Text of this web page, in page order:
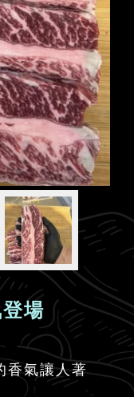
場
香氣讓人著